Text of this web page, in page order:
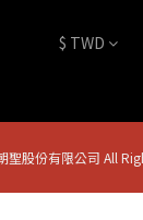
$ TWD
股份有限公司 All